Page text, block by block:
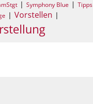
Symphony Blue
Tipps
Vorstellen